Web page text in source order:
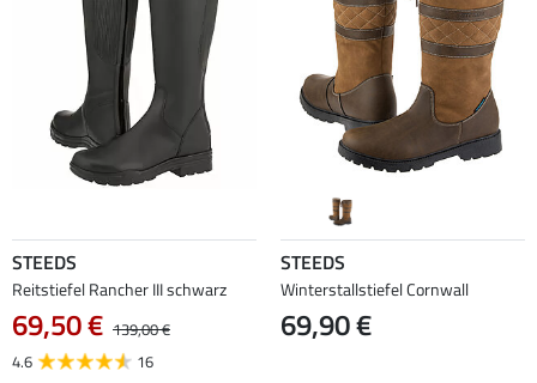
STEEDS
Reitstiefel Rancher III schwarz
69,50 € 139,00 €
4.6
16
STEEDS
Winterstallstiefel Cornwall
69,90 €